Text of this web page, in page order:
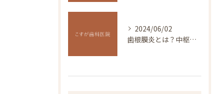
2024/06/02
歯根膜炎とは？中枢神経感作や症状・治療法の解説